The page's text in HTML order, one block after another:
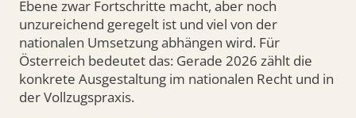
Ebene zwar Fortschritte macht, aber noch
unzureichend geregelt ist und viel von der
nationalen Umsetzung abhängen wird. Für
Österreich bedeutet das: Gerade 2026 zählt die
konkrete Ausgestaltung im nationalen Recht und in
der Vollzugspraxis.